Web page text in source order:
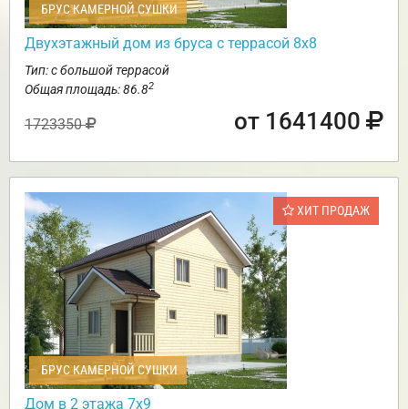
БРУС КАМЕРНОЙ СУШКИ
Двухэтажный дом из бруса с террасой 8х8
Тип: с большой террасой
Общая площадь: 86.82
1723350 от 1641400
ХИТ ПРОДАЖ
БРУС КАМЕРНОЙ СУШКИ
Дом в 2 этажа 7х9